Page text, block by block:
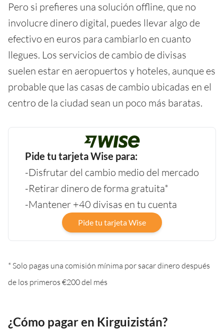
Pero si prefieres una solución offline, que no
involucre dinero digital, puedes llevar algo de
efectivo en euros para cambiarlo en cuanto
llegues. Los servicios de cambio de divisas
suelen estar en aeropuertos y hoteles, aunque es
probable que las casas de cambio ubicadas en el
centro de la ciudad sean un poco más baratas.
Pide tu tarjeta Wise para:
-Disfrutar del cambio medio del mercado
-Retirar dinero de forma gratuita*
-Mantener +40 divisas en tu cuenta
Pide tu tarjeta Wise
* Solo pagas una comisión mínima por sacar dinero después
de los primeros €200 del més
¿Cómo pagar en Kirguizistán?